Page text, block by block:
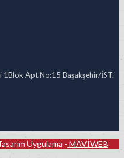
Apt.No:15 Başakşehir/İST.
Uygulama - MAVİWEB